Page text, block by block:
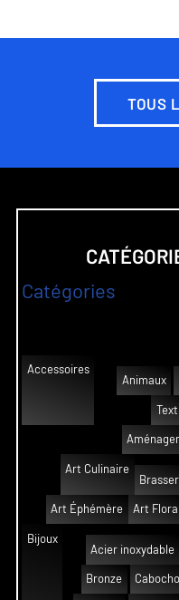
TOUS
Catégories
Accessoires
Animaux
Art Culinaire
Art Éphémère Art Floral
Bijoux
Acier inoxydable
Bronze